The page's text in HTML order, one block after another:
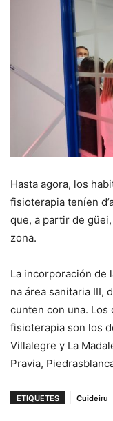
Hasta agora, los
fisioterapia teníen
que, a partir de
zona.
La incorporación de
na área sanitaria III,
cunten con una. Los
fisioterapia son los
Villalegre y La
Pravia,
ETIQUETES Cuideiru